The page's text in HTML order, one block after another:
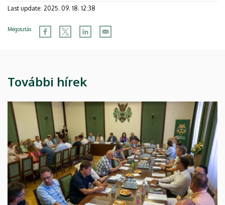
Last update: 2025. 09. 18. 12:38
Megosztás
További hírek